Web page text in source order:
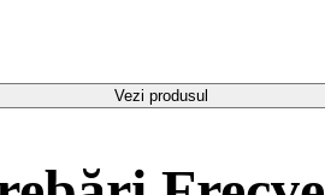
Vezi produsul